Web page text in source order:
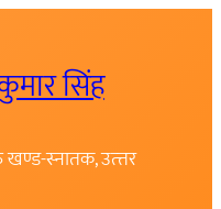
सिंह
स्नातक, उत्त्तर